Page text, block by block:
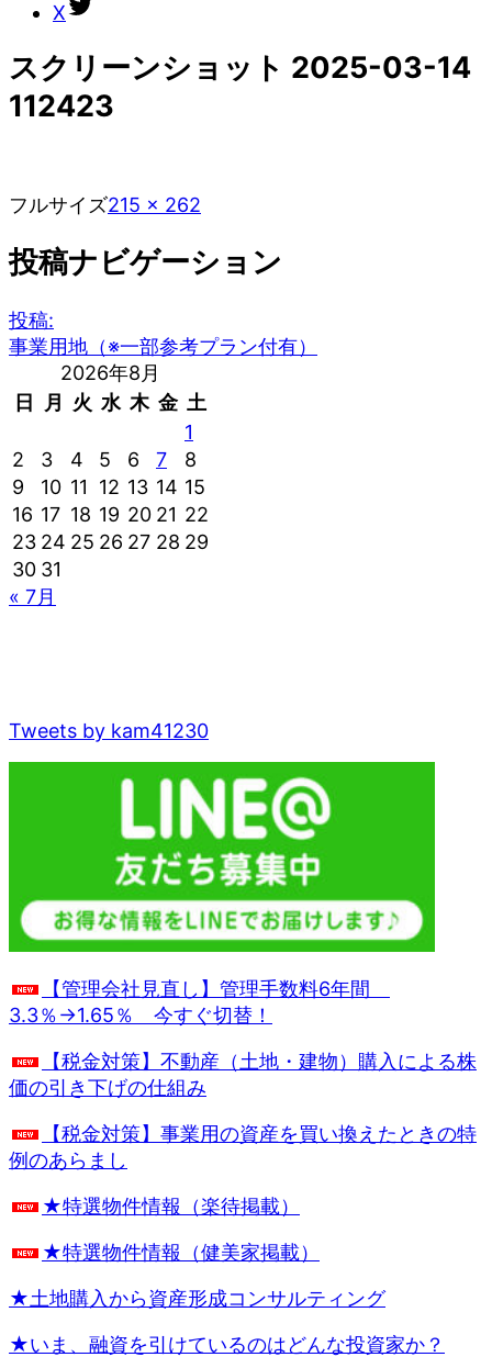
X
スクリーンショット 2025-03-14
112423
フルサイズ215 × 262
投稿ナビゲーション
投稿:
事業用地（※一部参考プラン付有）
2026年8月
日
月 火 水 木 金 土
1
2
3 4 5 6 7
8
9
10 11 12 13 14 15
16 17 18 19 20 21 22
23 24 25 26 27 28 29
30 31
« 7月
Tweets by kam41230
【管理会社見直し】管理手数料6年間
3.3％→1.65％ 今すぐ切替！
【税金対策】不動産（土地・建物）購入による株
価の引き下げの仕組み
【税金対策】事業用の資産を買い換えたときの特
例のあらまし
★特選物件情報（楽待掲載）
★特選物件情報（健美家掲載）
★土地購入から資産形成コンサルティング
★いま、融資を引けているのはどんな投資家か？